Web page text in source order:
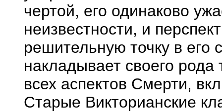
чертой, его одинаково
неизвестности, и
решительную точку в его
накладывает своего рода
всех аспектов Смерти,
Старые Викторианские